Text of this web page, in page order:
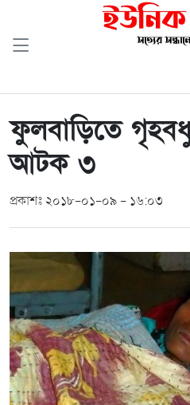
ফুলবাড়িতে
আটক ৩
প্রকাশঃ ২০১৮-০১-০৯ - ১৬:০৩